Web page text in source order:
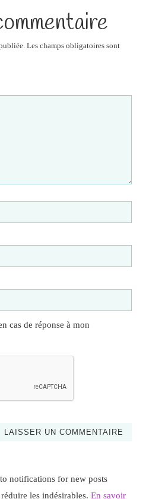
Les champs obligatoires sont
cas de réponse à mon
notifications for new posts
les indésirables. En savoir